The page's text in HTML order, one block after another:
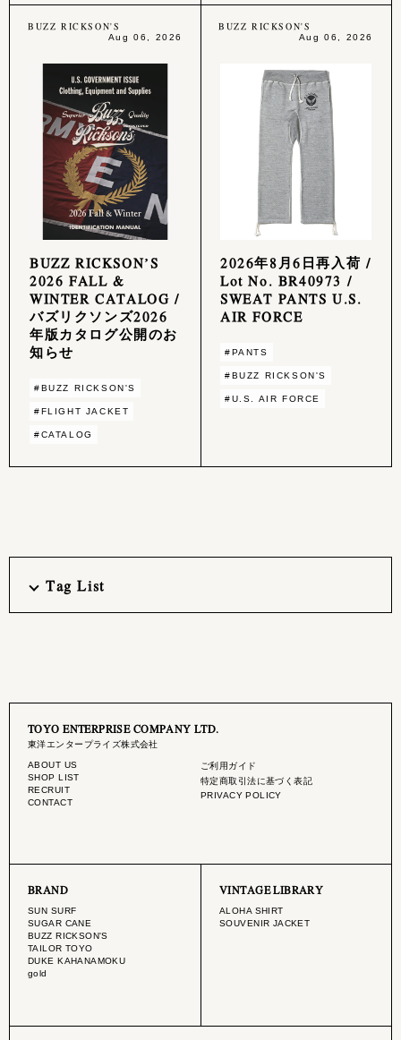
BUZZ RICKSON'S
Aug 06, 2026
BUZZ RICKSON’S
2026 FALL &
WINTER CATALOG /
バズリクソンズ2026
年版カタログ公開のお
知らせ
#BUZZ RICKSON'S
#FLIGHT JACKET
#CATALOG
BUZZ RICKSON'S
Aug 06, 2026
2026年8月6日再入荷 /
Lot No. BR40973 /
SWEAT PANTS U.S.
AIR FORCE
#PANTS
#BUZZ RICKSON'S
#U.S. AIR FORCE
Tag List
TOYO ENTERPRISE COMPANY LTD.
東洋エンタープライズ株式会社
ABOUT US
SHOP LIST
RECRUIT
CONTACT
ご利用ガイド
特定商取引法に基づく表記
PRIVACY POLICY
BRAND
SUN SURF
SUGAR CANE
BUZZ RICKSON'S
TAILOR TOYO
DUKE KAHANAMOKU
gold
VINTAGE LIBRARY
ALOHA SHIRT
SOUVENIR JACKET